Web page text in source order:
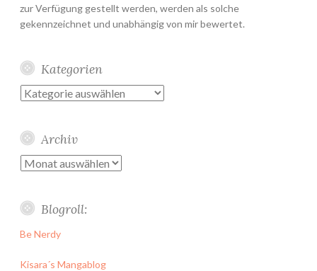
zur Verfügung gestellt werden, werden als solche
gekennzeichnet und unabhängig von mir bewertet.
Kategorien
Kategorien
Archiv
Archiv
Blogroll:
Be Nerdy
Kisara´s Mangablog